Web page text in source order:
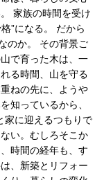
家族の時間を受け
”になる。 だから
のか。 その背景ご
で育った木は、一
る時間、山を守る
ねの先に、ようや
知っているから、
家に迎えるつもりで
い。むしろそこか
時間の経年も、す
、新築とリフォー